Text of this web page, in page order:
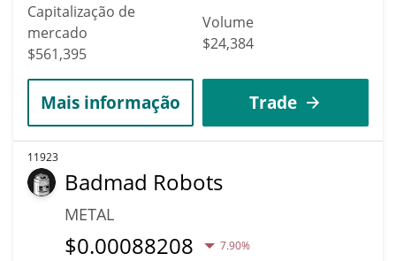
Capitalização de
mercado
$561,395
Volume
$24,384
Mais informação Trade
11923
Badmad Robots
METAL
$0.00088208 7.90%